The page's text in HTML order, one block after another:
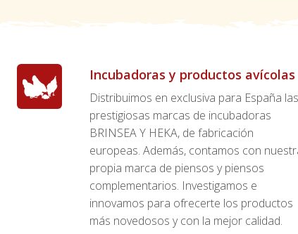
Incubadoras y productos avícolas
Distribuimos en exclusiva para España las
prestigiosas marcas de incubadoras
BRINSEA Y HEKA, de fabricación
europeas. Además, contamos con
propia marca de piensos y piensos
complementarios. Investigamos e
innovamos para ofrecerte los productos
más novedosos y con la mejor calidad.